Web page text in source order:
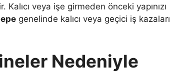
veya işe girmeden önceki yapınızı
genelinde kalıcı veya geçici iş kazaları
Nedeniyle